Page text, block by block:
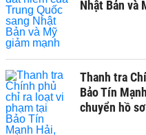
Nhật Bản và
Thanh tra
Bảo Tín
chuyển hồ